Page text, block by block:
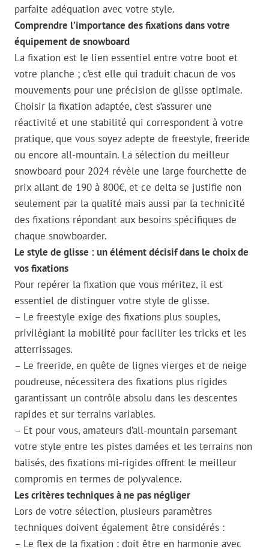
parfaite adéquation avec votre style.
Comprendre l’importance des fixations dans votre
équipement de snowboard
La fixation est le lien essentiel entre votre boot et
votre planche ; c’est elle qui traduit chacun de vos
mouvements pour une précision de glisse optimale.
Choisir la fixation adaptée, c’est s’assurer une
réactivité et une stabilité qui correspondent à votre
pratique, que vous soyez adepte de freestyle, freeride
ou encore all-mountain. La sélection du meilleur
snowboard pour 2024 révèle une large fourchette de
prix allant de 190 à 800€, et ce delta se justifie non
seulement par la qualité mais aussi par la technicité
des fixations répondant aux besoins spécifiques de
chaque snowboarder.
Le style de glisse : un élément décisif dans le choix de
vos fixations
Pour repérer la fixation que vous méritez, il est
essentiel de distinguer votre style de glisse.
– Le freestyle exige des fixations plus souples,
privilégiant la mobilité pour faciliter les tricks et les
atterrissages.
– Le freeride, en quête de lignes vierges et de neige
poudreuse, nécessitera des fixations plus rigides
garantissant un contrôle absolu dans les descentes
rapides et sur terrains variables.
– Et pour vous, amateurs d’all-mountain parsemant
votre style entre les pistes damées et les terrains non
balisés, des fixations mi-rigides offrent le meilleur
compromis en termes de polyvalence.
Les critères techniques à ne pas négliger
Lors de votre sélection, plusieurs paramètres
techniques doivent également être considérés :
– Le flex de la fixation : doit être en harmonie avec